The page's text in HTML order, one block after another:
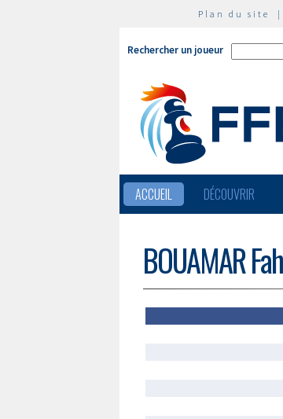
Plan du site
Rechercher un joueur
ACCUEIL DÉCOUVRIR
BOUAMAR